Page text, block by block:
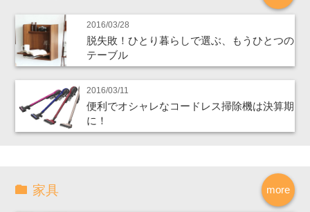
2016/03/28
脱失敗！ひとり暮らしで選ぶ、もうひとつの
テーブル
2016/03/11
便利でオシャレなコードレス掃除機は決算期
に！
more
家具